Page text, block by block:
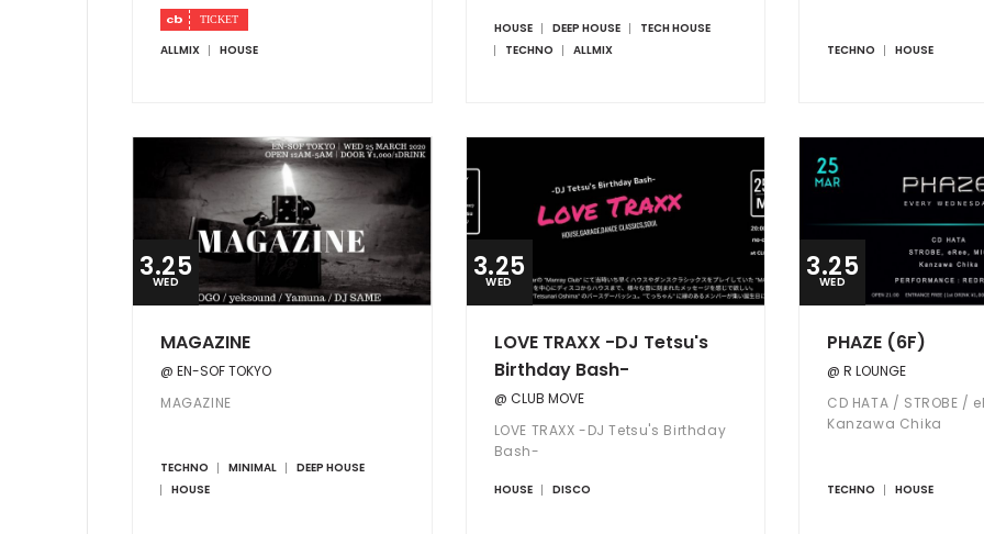
ALLMIX HOUSE
HOUSE DEEP HOUSE
TECH HOUSE
TECHNO
ALLMIX TECHNO HOUSE
3.25
WED
MAGAZINE
@ EN-SOF TOKYO
MAGAZINE
TECHNO MINIMAL
DEEP HOUSE
HOUSE
3.25
WED
LOVE TRAXX -DJ Tetsu's
Birthday Bash-
@ CLUB MOVE
LOVE TRAXX -DJ Tetsu's Birthday
Bash-
HOUSE DISCO
3.25
WED
PHAZE (6F)
@ R LOUNGE
CD HATA / STROBE /
Kanzawa Chika
TECHNO HOUSE